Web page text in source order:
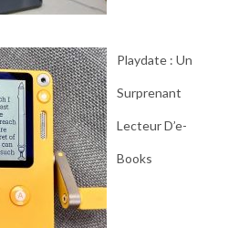
Playdate : Un
Surprenant
Lecteur D’e-
Books